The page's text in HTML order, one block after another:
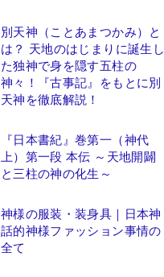
別天神（ことあまつかみ）と
は？ 天地のはじまりに誕生し
た独神で身を隠す五柱の
神々！『古事記』をもとに別
天神を徹底解説！
『日本書紀』巻第一（神代
上）第一段 本伝 ～天地開闢
と三柱の神の化生～
神様の服装・装身具｜日本神
話的神様ファッション事情の
全て